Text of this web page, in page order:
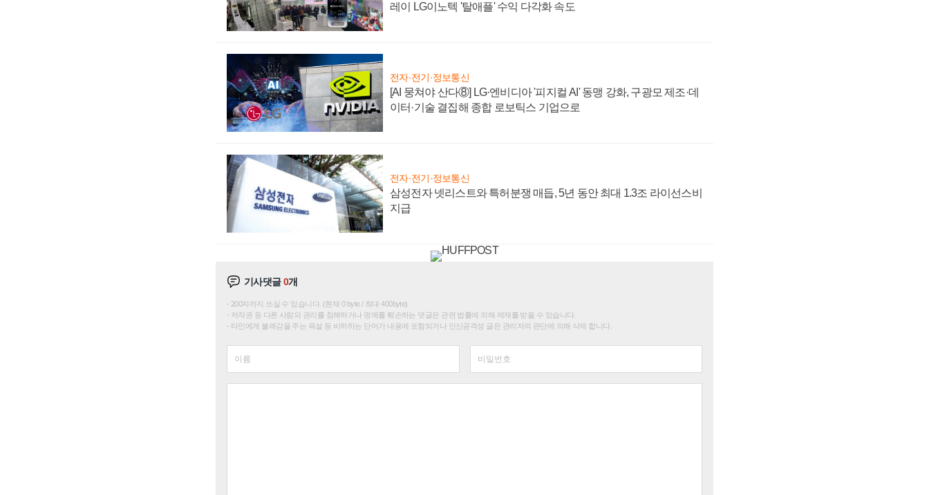
레이 LG이노텍 '탈애플' 수익 다각화 속도
전자·전기·정보통신
[AI 뭉쳐야 산다⑧] LG·엔비디아 '피지컬 AI' 동맹 강화, 구광모 제조·데
이터·기술 결집해 종합 로보틱스 기업으로
전자·전기·정보통신
삼성전자 넷리스트와 특허분쟁 매듭, 5년 동안 최대 1.3조 라이선스비
지급
기사댓글0개
200자까지 쓰실 수 있습니다. (현재 0 byte / 최대 400byte)
저작권 등 다른 사람의 권리를 침해하거나 명예를 훼손하는 댓글은 관련 법률에 의해 제재를 받을 수 있습니다.
타인에게 불쾌감을 주는 욕설 등 비하하는 단어가 내용에 포함되거나 인신공격성 글은 관리자의 판단에 의해 삭제 합니다.